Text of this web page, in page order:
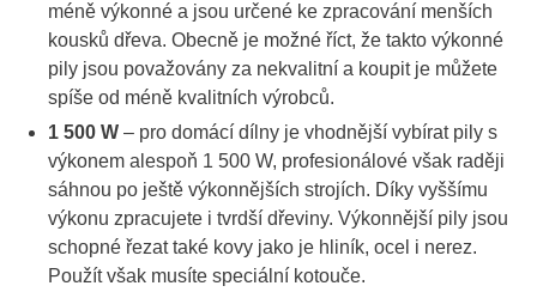
méně výkonné a jsou určené ke zpracování menších
kousků dřeva. Obecně je možné říct, že takto výkonné
pily jsou považovány za nekvalitní a koupit je můžete
spíše od méně kvalitních výrobců.
1 500 W – pro domácí dílny je vhodnější vybírat pily s
výkonem alespoň 1 500 W, profesionálové však raději
sáhnou po ještě výkonnějších strojích. Díky vyššímu
výkonu zpracujete i tvrdší dřeviny. Výkonnější pily jsou
schopné řezat také kovy jako je hliník, ocel i nerez.
Použít však musíte speciální kotouče.